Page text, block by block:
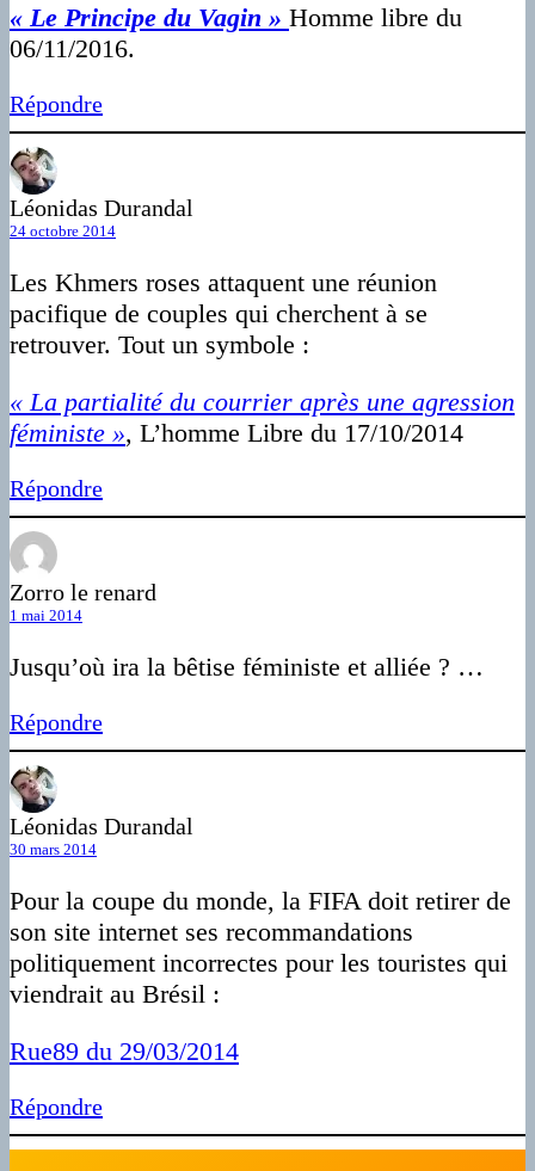
« Le Principe du Vagin » Homme libre du
06/11/2016.
Répondre
Léonidas Durandal
24 octobre 2014
Les Khmers roses attaquent une réunion
pacifique de couples qui cherchent à se
retrouver. Tout un symbole :
« La partialité du courrier après une agression
féministe », L’homme Libre du 17/10/2014
Répondre
Zorro le renard
1 mai 2014
Jusqu’où ira la bêtise féministe et alliée ? …
Répondre
Léonidas Durandal
30 mars 2014
Pour la coupe du monde, la FIFA doit retirer de
son site internet ses recommandations
politiquement incorrectes pour les touristes qui
viendrait au Brésil :
Rue89 du 29/03/2014
Répondre